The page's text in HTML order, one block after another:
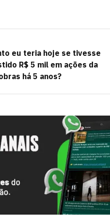
eu teria hoje se tivesse
R$ 5 mil em ações da
há 5 anos?